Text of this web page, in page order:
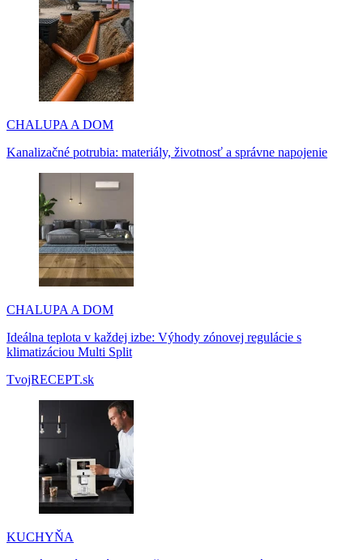
CHALUPA A DOM
Kanalizačné potrubia: materiály, životnosť a správne napojenie
CHALUPA A DOM
Ideálna teplota v každej izbe: Výhody zónovej regulácie s
klimatizáciou Multi Split
TvojRECEPT.sk
KUCHYŇA